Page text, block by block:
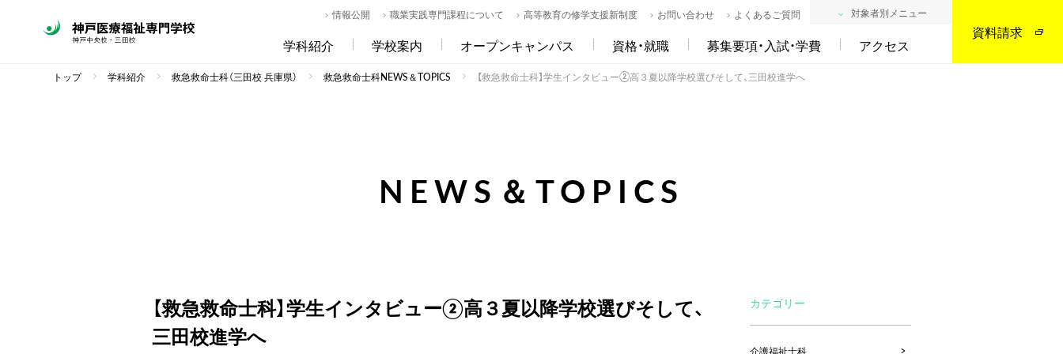
資料請求
学科紹介 学校案内 オープンキャンパス 資格・就職 募集要項・入試・学費 アクセス
情報公開 職業実践専門課程について 高等教育の修学支援新制度 お問い合わせ よくあるご質問 対象者別メニュー
トップ 学科紹介 救急救命士科（三田校 兵庫県） 救急救命士科NEWS＆TOPICS 【救急救命士科】学生インタビュー②高３夏以降学校選びそして、三田校進学へ
NEWS＆TOPICS
【救急救命士科】学生インタビュー②高３夏以降学校選びそして、
三田校進学へ
カテゴリー
介護福祉士科